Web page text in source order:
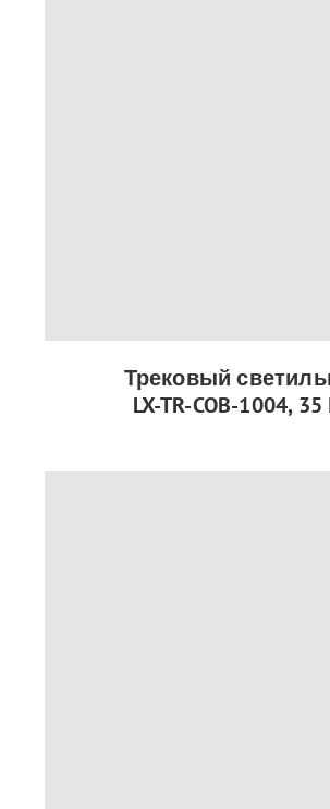
Трековый
LX-TR-COB-1004,